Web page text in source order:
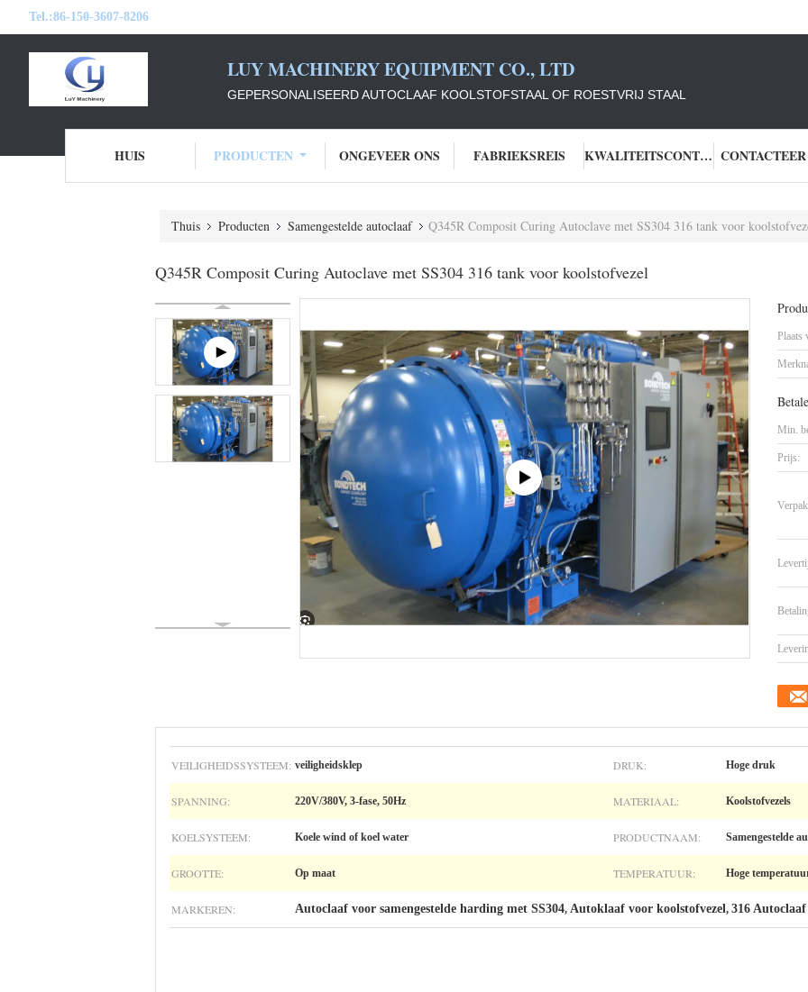
Tel.:86-150-3607-8206
LUY MACHINERY EQUIPMENT CO., LTD
GEPERSONALISEERD AUTOCLAAF KOOLSTOFSTAAL OF ROESTVRIJ STAAL
HUIS PRODUCTEN ONGEVEER ONS FABRIEKSREIS KWALITEITSCONTROLE
Thuis Producten Samengestelde autoclaaf Q345R Composit Curing Autoclave met SS304 316 tank voor
Q345R Composit Curing Autoclave met SS304 316 tank voor koolstofvezel
Plaats
Min.
Prijs:
VEILIGHEIDSSYSTEEM: veiligheidsklep DRUK: Hoge druk
SPANNING: 220V/380V, 3-fase, 50Hz MATERIAAL: Koolstofvezels
KOELSYSTEEM: Koele wind of koel water PRODUCTNAAM: Samengestelde
GROOTTE: Op maat TEMPERATUUR: Hoge
MARKEREN: Autoclaaf voor samengestelde harding met SS304, Autoklaaf voor koolstofvezel, 316